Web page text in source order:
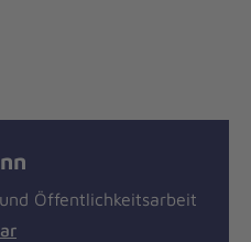
Öffentlichkeitsarbeit